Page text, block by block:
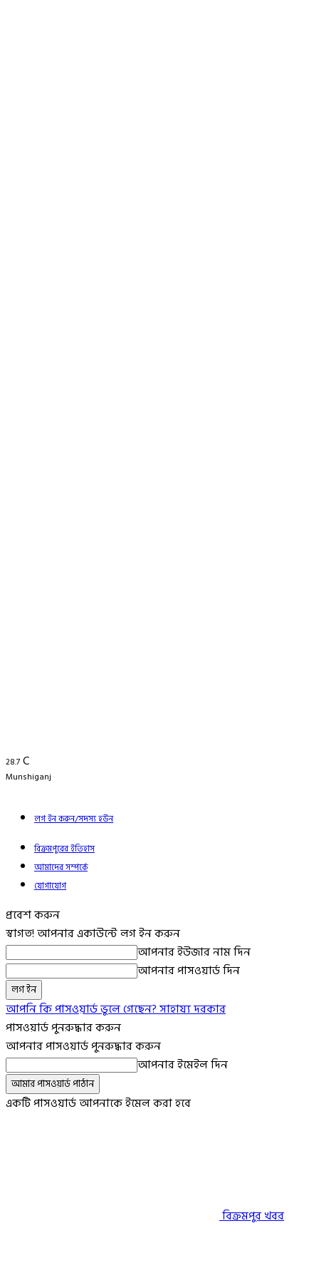
28.7 C
Munshiganj
লগ ইন করুন/সদস্য হউন
বিক্রমপুরের ইতিহাস
আমাদের সম্পর্কে
যোগাযোগ
প্রবেশ করুন
স্বাগত! আপনার একাউন্টে লগ ইন করুন
আপনার ইউজার নাম দিন
আপনার পাসওয়ার্ড দিন
আপনি কি পাসওয়ার্ড ভুলে গেছেন? সাহায্য দরকার
পাসওয়ার্ড পুনরুদ্ধার করুন
আপনার পাসওয়ার্ড পুনরুদ্ধার করুন
আপনার ইমেইল দিন
একটি পাসওয়ার্ড আপনাকে ইমেল করা হবে
বিক্রমপুর খবর